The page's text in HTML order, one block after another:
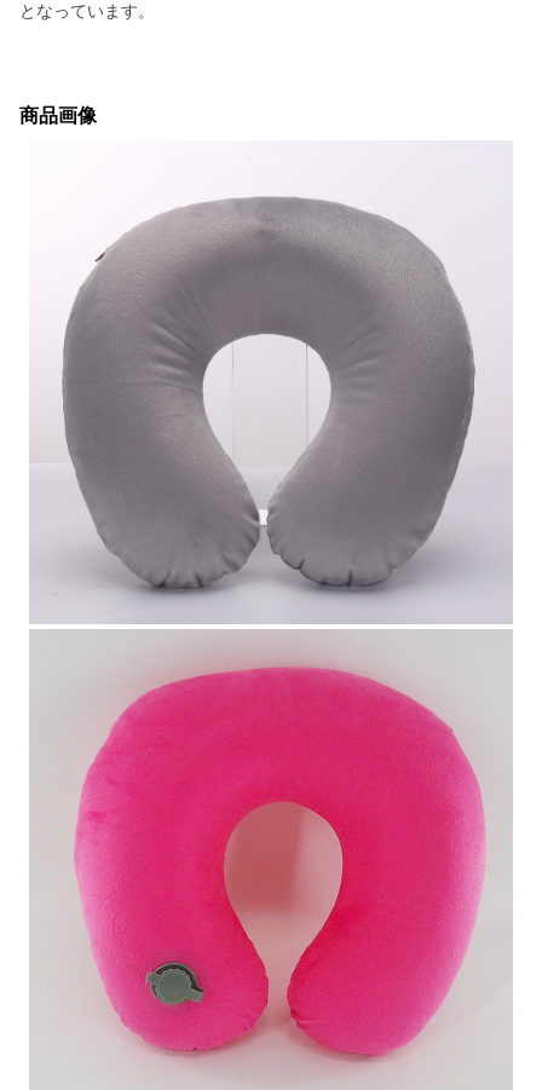
となっています。
商品画像